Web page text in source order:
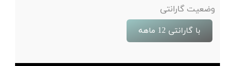
وضعیت گارانتی
با گارانتی 12 ماهه